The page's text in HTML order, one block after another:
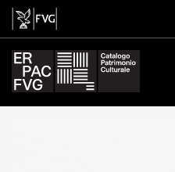
seghetto per